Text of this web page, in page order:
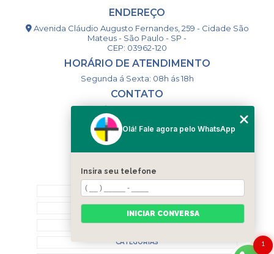
ENDEREÇO
Avenida Cláudio Augusto Fernandes, 259 - Cidade São
Mateus - São Paulo - SP -
CEP: 03962-120
HORÁRIO DE ATENDIMENTO
Segunda á Sexta: 08h ás 18h
CONTATO
(11) 98993-9556
togsm1@gmail.com
MENU
HOME
CONTATO
CATEGORIAS 1
Olá! Fale agora pelo WhatsApp
Insira seu telefone
INICIAR CONVERSA